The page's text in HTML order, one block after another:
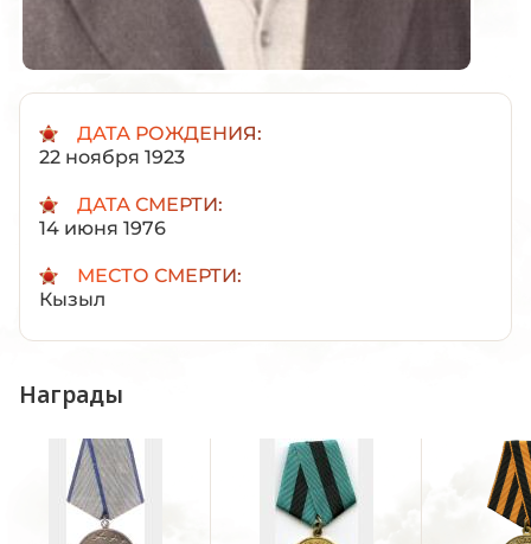
ДАТА РОЖДЕНИЯ:
22 ноября 1923
ДАТА СМЕРТИ:
14 июня 1976
МЕСТО СМЕРТИ:
Кызыл
Награды